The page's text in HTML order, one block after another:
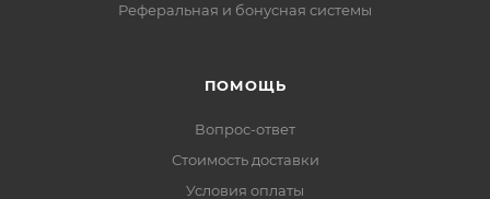
Реферальная и бонусная системы
ПОМОЩЬ
Вопрос-ответ
Стоимость доставки
Условия оплаты